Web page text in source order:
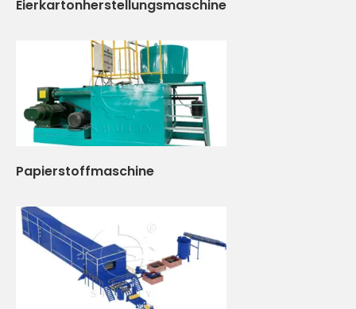
Eierkartonherstellungsmaschine
Papierstoffmaschine